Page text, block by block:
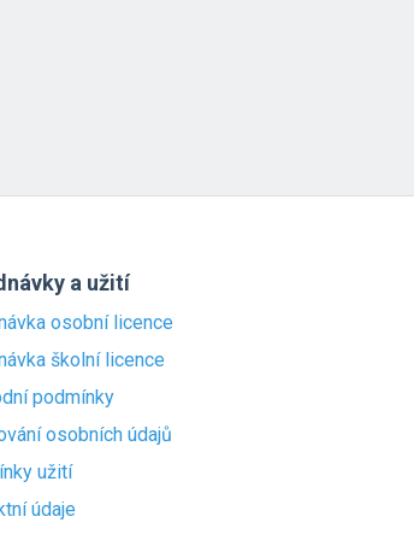
a užití
osobní licence
školní licence
podmínky
osobních údajů
užití
údaje